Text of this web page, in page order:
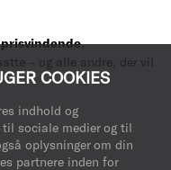
COOKIES
indhold og
sociale medier og til
oplysninger om din
partnere inden for
prisvindende,
– og alle andre, der vil